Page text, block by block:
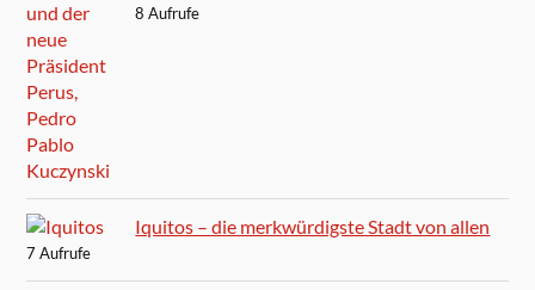
8 Aufrufe
Iquitos – die merkwürdigste Stadt von allen
7 Aufrufe